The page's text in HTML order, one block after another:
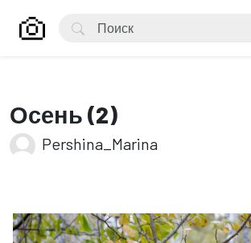
Осень (2)
Pershina_Marina